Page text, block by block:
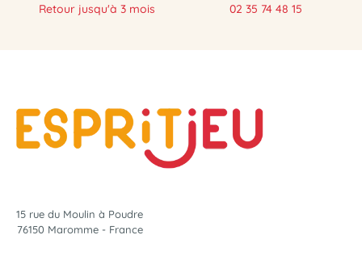
Retour jusqu'à 3 mois
02 35 74 48 15
15 rue du Moulin à Poudre
76150 Maromme - France